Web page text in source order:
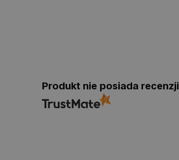
Produkt nie posiada recenzji